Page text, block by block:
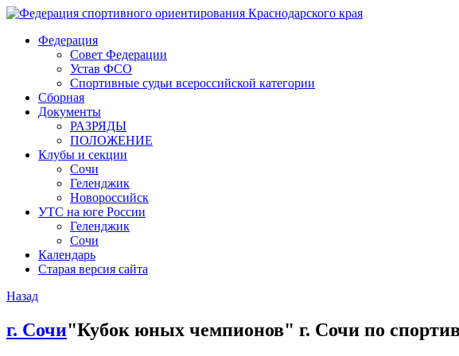
Федерация
Совет Федерации
Устав ФСО
Спортивные судьи всероссийской категории
Сборная
Документы
РАЗРЯДЫ
ПОЛОЖЕНИЕ
Клубы и секции
Сочи
Геленджик
Новороссийск
УТС на юге России
Геленджик
Сочи
Календарь
Старая версия сайта
Назад
г. Сочи"Кубок юных чемпионов" г. Сочи по